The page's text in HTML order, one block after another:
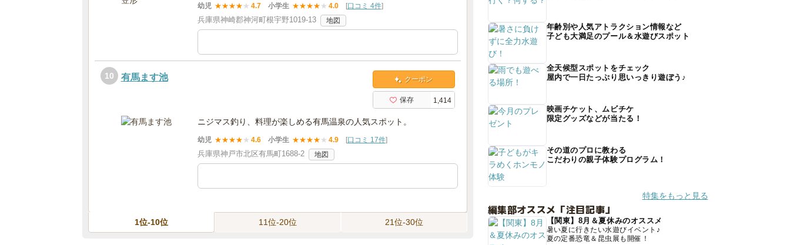
幼児 ★★★★ ★ 4.7 小学生 ★★★★ ★ 4.0 [口コミ 4件]
兵庫県神崎郡神河町根宇野1019-13 地図
10 有馬ます池 クーポン
保存 1,414
ニジマス釣り、料理が楽しめる有馬温泉の人気スポット。
幼児 ★★★★ ★ 4.6 小学生 ★★★★ ★ 4.9 [口コミ 17件]
兵庫県神戸市北区有馬町1688-2 地図
1位-10位 11位-20位 21位-30位
年齢別や人気アトラクション情報など
子ども大満足のプール＆水遊びスポット
全天候型スポットをチェック
屋内で一日たっぷり思いっきり遊ぼう♪
映画チケット、ムビチケ
限定グッズなどが当たる！
その道のプロに教わる
こだわりの親子体験プログラム！
特集をもっと見る
編集部オススメ「注目記事」
【関東】8月＆夏休みのオススメ
暑い夏に行きたい水遊びイベント♪
夏の定番恐竜＆昆虫展も開催！